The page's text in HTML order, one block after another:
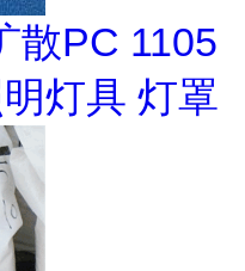
散PC 1105
灯具 灯罩